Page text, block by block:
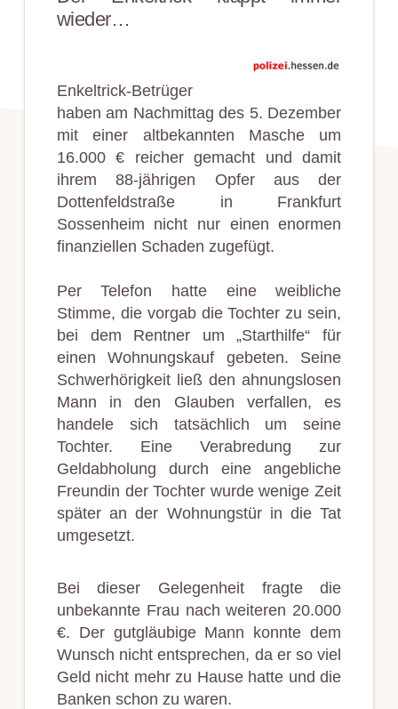
wieder…
Enkeltrick-Betrüger
haben am Nachmittag des 5. Dezember
mit einer altbekannten Masche um
16.000 € reicher gemacht und damit
ihrem 88-jährigen Opfer aus der
Dottenfeldstraße in Frankfurt
Sossenheim nicht nur einen enormen
finanziellen Schaden zugefügt.
Per Telefon hatte eine weibliche
Stimme, die vorgab die Tochter zu sein,
bei dem Rentner um „Starthilfe“ für
einen Wohnungskauf gebeten. Seine
Schwerhörigkeit ließ den ahnungslosen
Mann in den Glauben verfallen, es
handele sich tatsächlich um seine
Tochter. Eine Verabredung zur
Geldabholung durch eine angebliche
Freundin der Tochter wurde wenige Zeit
später an der Wohnungstür in die Tat
umgesetzt.
Bei dieser Gelegenheit fragte die
unbekannte Frau nach weiteren 20.000
€. Der gutgläubige Mann konnte dem
Wunsch nicht entsprechen, da er so viel
Geld nicht mehr zu Hause hatte und die
Banken schon zu waren.